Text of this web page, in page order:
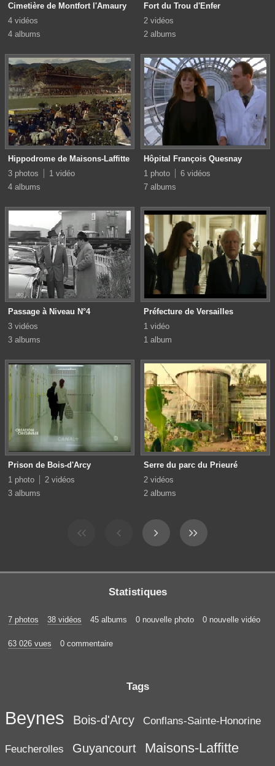
Cimetière de Montfort l'Amaury
4 vidéos
4 albums
Fort du Trou d'Enfer
2 vidéos
2 albums
Hippodrome de Maisons-Laffitte
3 photos
1 vidéo
4 albums
Hôpital François Quesnay
1 photo
6 vidéos
7 albums
Passage à Niveau N°4
3 vidéos
3 albums
Préfecture de Versailles
1 vidéo
1 album
Prison de Bois-d'Arcy
1 photo
2 vidéos
3 albums
Serre du parc du Prieuré
2 vidéos
2 albums
Statistiques
7 photos 38 vidéos 45 albums 0 nouvelle photo 0 nouvelle vidéo
63 026 vues 0 commentaire
Tags
Beynes Bois-d'Arcy Conflans-Sainte-Honorine
Feucherolles Guyancourt Maisons-Laffitte